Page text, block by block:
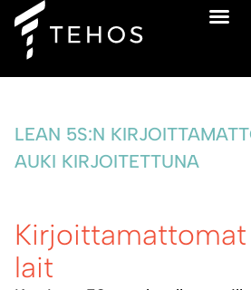
LEAN 5S:N
AUKI KIRJOITETTUNA
lait